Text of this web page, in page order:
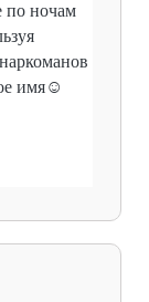
по ночам
имя☺️